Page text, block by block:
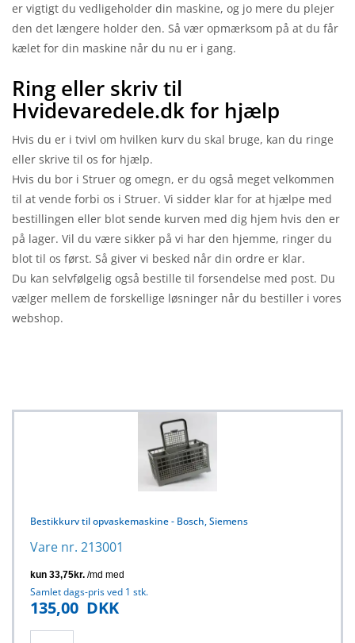
er vigtigt du vedligeholder din maskine, og jo mere du plejer
den det længere holder den. Så vær opmærksom på at du får
kælet for din maskine når du nu er i gang.
Ring eller skriv til
Hvidevaredele.dk for hjælp
Hvis du er i tvivl om hvilken kurv du skal bruge, kan du ringe
eller skrive til os for hjælp.
Hvis du bor i Struer og omegn, er du også meget velkommen
til at vende forbi os i Struer. Vi sidder klar for at hjælpe med
bestillingen eller blot sende kurven med dig hjem hvis den er
på lager. Vil du være sikker på vi har den hjemme, ringer du
blot til os først. Så giver vi besked når din ordre er klar.
Du kan selvfølgelig også bestille til forsendelse med post. Du
vælger mellem de forskellige løsninger når du bestiller i vores
webshop.
Bestikkurv til opvaskemaskine - Bosch, Siemens
Vare nr. 213001
Samlet dags-pris ved 1 stk.
135,00 DKK